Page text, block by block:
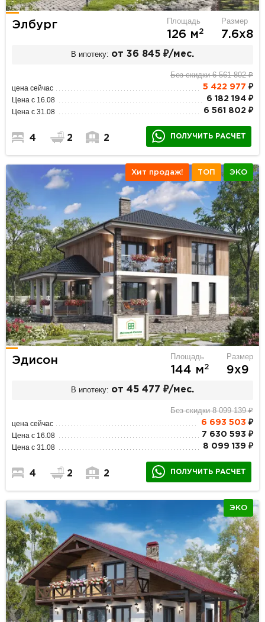
Элбург Площадь
126 м2
Размер
7.6х8
В ипотеку: от 36 845 ₽/мес.
Без скидки 6 561 802 ₽
цена сейчас 5 422 977 ₽
Цена с 16.08 6 182 194 ₽
Цена с 31.08 6 561 802 ₽
4 2 2 ПОЛУЧИТЬ РАСЧЕТ
Хит продаж! ТОП ЭКО
Эдисон Площадь
144 м2
Размер
9х9
В ипотеку: от 45 477 ₽/мес.
Без скидки 8 099 139 ₽
цена сейчас 6 693 503 ₽
Цена с 16.08 7 630 593 ₽
Цена с 31.08 8 099 139 ₽
4 2 2 ПОЛУЧИТЬ РАСЧЕТ
ЭКО